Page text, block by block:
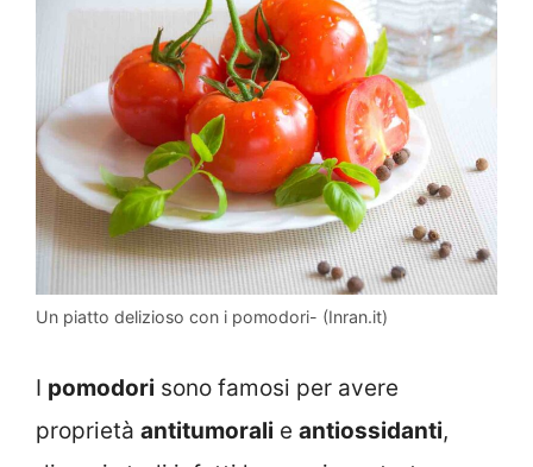
Un piatto delizioso con i pomodori- (Inran.it)
I pomodori sono famosi per avere
proprietà antitumorali e antiossidanti,